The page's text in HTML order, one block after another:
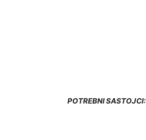
POTREBNI SASTOJCI: